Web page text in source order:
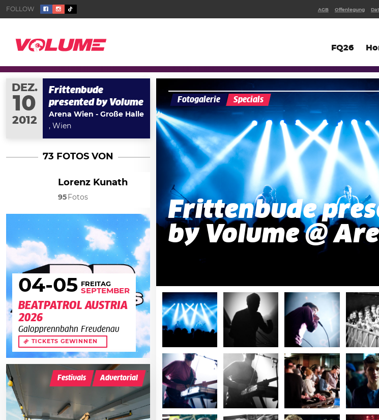
FQ26
AGB Offenlegung
Fotogalerie Specials
Frittenbude
by Volume @
DEZ.
10
2012
Frittenbude
presented by Volume
Arena Wien - Große Halle
, Wien
73 FOTOS VON
Lorenz Kunath
95 Fotos
04-05 FREITAG
SEPTEMBER
BEATPATROL AUSTRIA
2026
Galopprennbahn Freudenau
TICKETS GEWINNEN
Festivals Advertorial